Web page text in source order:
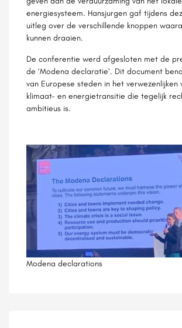
energiesysteem. Hansjurgen gaf tijdens
uitleg over de verschillende knoppen
kunnen draaien.
De conferentie werd afgesloten met de
de ‘Modena declaratie’. Dit document
van Europese steden in het verwezenlijken
klimaat- en energietransitie die tegelijk
ambitieus is.
Modena declarations